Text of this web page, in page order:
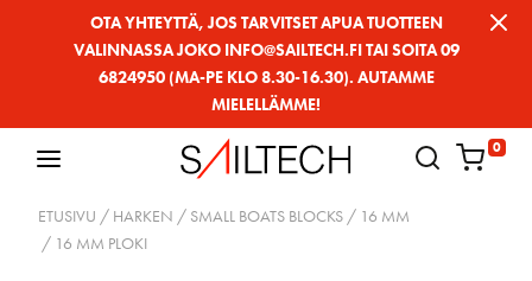
OTA YHTEYTTÄ, JOS TARVITSET APUA TUOTTEEN
VALINNASSA JOKO INFO@SAILTECH.FI TAI SOITA 09
6824950 (MA-PE KLO 8.30-16.30). AUTAMME
MIELELLÄMME!
0
ETUSIVU / HARKEN / SMALL BOATS BLOCKS / 16 MM
/ 16 MM PLOKI